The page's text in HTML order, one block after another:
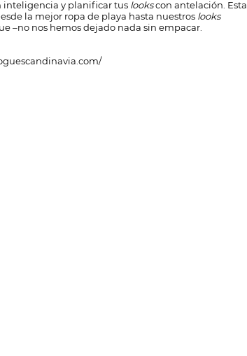
inteligencia y planificar tus lookscon antelación. Esta
la mejor ropa de playa hasta nuestros looks
–no nos hemos dejado nada sin empacar.